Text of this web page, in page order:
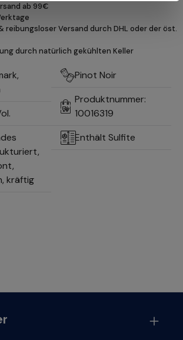
ab 99€
reibungsloser Versand durch DHL oder der öst.
durch natürlich gekühlten Keller
kräftig
Pinot Noir
Produktnummer:
10016319
Enthält Sulfite